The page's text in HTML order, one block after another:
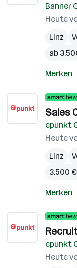
Banner
Heute
Linz
ab
Merken
Sales
epunkt
Heute
Linz
3.500
Merken
epunkt
Heute